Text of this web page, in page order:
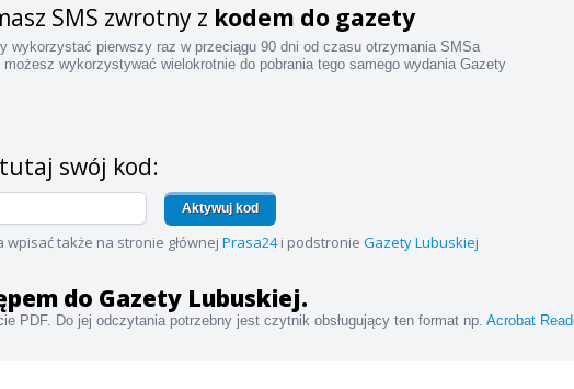
SMS zwrotny z kodem do gazety
wykorzystać pierwszy raz w przeciągu 90 dni od czasu otrzymania SMSa
możesz wykorzystywać wielokrotnie do pobrania tego samego wydania Gazety
swój kod:
Aktywuj kod
wpisać także na stronie głównej Prasa24i podstronie Gazety Lubuskiej
do Gazety Lubuskiej.
PDF. Do jej odczytania potrzebny jest czytnik obsługujący ten format np. Acrobat